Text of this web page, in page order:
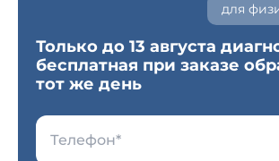
для
Только до 13 августа
бесплатная при заказе
тот же день